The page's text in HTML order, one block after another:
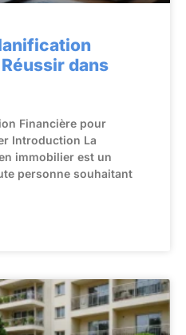
dans
Financière pour
Introduction La
immobilier est un
personne souhaitant